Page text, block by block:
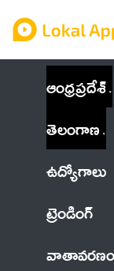
ఆంధ్రప్రదేశ్
తెలంగాణ
ఉద్యోగాలు
ట్రెండింగ్
వాతావరణం